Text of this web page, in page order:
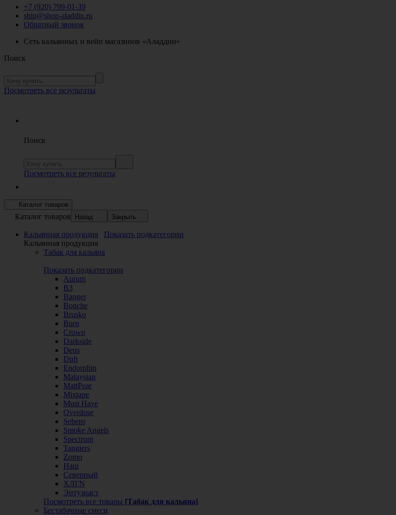
+7 (920) 799-01-39
ship@shop-aladdin.ru
Обратный звонок
Сеть кальянных и вейп магазинов «Аладдин»
Поиск
Посмотреть все результаты
Поиск
Посмотреть все результаты
Каталог товаров
Каталог товаров Назад Закрыть
Кальянная продукция
Показать подкатегории
Кальянная продукция
Табак для кальяна
Показать подкатегории
Aurum
B3
Banger
Bonche
Brusko
Burn
Crown
Darkside
Deus
Duft
Endorphin
Malaysian
MattPear
Mixtape
Must Have
Overdose
Sebero
Smoke Angels
Spectrum
Tangiers
Zomo
Наш
Северный
ХЛГN
Энтузиаст
Посмотреть все товары [Табак для кальяна]
Бестабачные смеси